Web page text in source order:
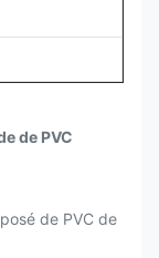
de PVC
de PVC de